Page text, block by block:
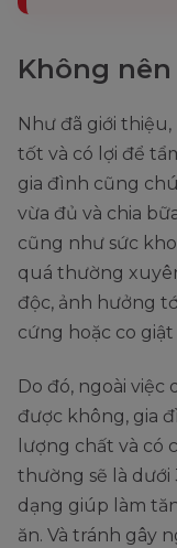
Không
Như đã giới
tốt và có lợi để
gia đình cũng
vừa đủ và chia
cũng như sức
quá thường
độc, ảnh hưởng
cứng hoặc co giật
Do đó, ngoài việc
được không, gia
lượng chất và có
thường sẽ là dưới
dạng giúp làm
ăn. Và tránh gây